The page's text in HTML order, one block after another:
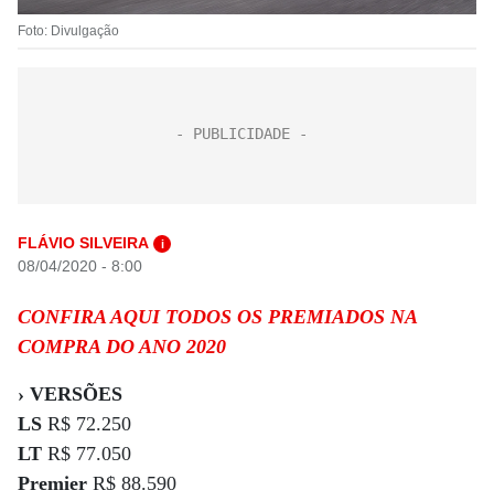
Foto: Divulgação
FLÁVIO SILVEIRA i
08/04/2020 - 8:00
CONFIRA AQUI TODOS OS PREMIADOS NA
COMPRA DO ANO 2020
› VERSÕES
LS R$ 72.250
LT R$ 77.050
Premier R$ 88.590